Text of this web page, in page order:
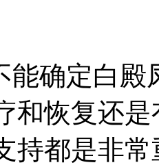
能确定白
和恢复还
持都是非